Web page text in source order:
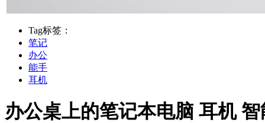
Tag标签：
笔记
办公
能手
耳机
办公桌上的笔记本电脑 耳机